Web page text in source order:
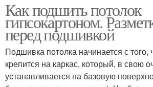
Как подшить потолок
гипсокартоном.
перед подшивкой
Подшивка потолка начинается с того,
крепится на каркас, который, в свою
устанавливается на базовую